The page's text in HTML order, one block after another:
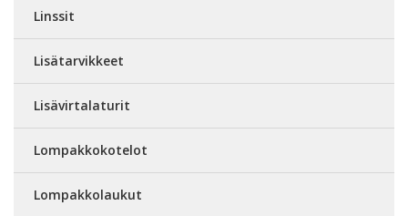
Linssit
Lisätarvikkeet
Lisävirtalaturit
Lompakkokotelot
Lompakkolaukut